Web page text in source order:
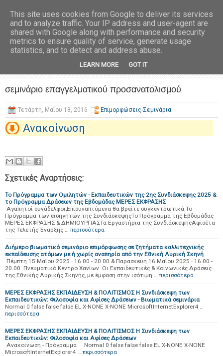
σεμινάριο επαγγελματικού προσανατολισμού
Τετάρτη, Μαΐου 18, 2016 Επιμορφώσεις-Σεμινάρια
Ανακοίνωση
Σχετικές Αναρτήσεις:
Το Πρόγραμμα των Ομιλητών - Εκπαιδευτικών της 2ης Συνδιάσκεψης 2025 &
το Πρόγραμμα Δράσεων της Εβδομάδας ΜΕΡΕΣ ΕΚΦΡΑΣΗΣ
Αγαπητοί συνάδελφοι,Επισυναπτόμενα θα βρείτε συγκεντρωτικά:Το
Πρόγραμμα των εισηγητών της ΣυνδιάσκεψηςΤο Πρόγραμμα της Εβδομάδας
ΜΕΡΕΣ ΕΚΦΡΑΣΗΣ & ΔΗΜΙΟΥΡΓΙΑΣΤα Εργαστήρια της ΣυνδιάσκεψηςΑφισέτα
της Τελετής Έναρξης … περισσότερα
Διήμερο βιωματικό σεμινάριο επιμόρφωσης σε ζητήματα καλλιτεχνικής
εκπαίδευσης ατόμων με ή χωρίς αναπηρία από την Εθνική Λυρική Σκηνή
Πέμπτη 15 Μαΐου 2025 ∙ 16.00 - 20.00 & Παρασκευή 16 Μαΐου 2025 ∙ 16.00 -
20.00 Πνευματικό Κέντρο Χανίων Οι Εκπαιδευτικές & Κοινωνικές Δράσεις
της Εθνικής Λυρικής Σκηνής, με έμφαση στην ισότιμη … περισσότερα
ΜΕΡΕΣ ΕΚΦΡΑΣΗΣ ΕΚΠΑΙΔΕΥΣΗ & ΠΟΛΙΤΙΣΜΟΣ Η Συνδιάσκεψη των
Εκπαιδευτικών: Φιλοσοφία και Αφίσες Δράσεων - Βιωματικά σεμινάρια
Normal 0 false false false EL X-NONE X-NONE MicrosoftInternetExplorer4 …
περισσότερα
ΜΕΡΕΣ ΕΚΦΡΑΣΗΣ ΕΚΠΑΙΔΕΥΣΗ & ΠΟΛΙΤΙΣΜΟΣ Η Συνδιάσκεψη των
Εκπαιδευτικών: Φιλοσοφία και Αφίσες Δράσεων
Ανακοίνωση - Πρόγραμμα Normal 0 false false false EL X-NONE X-NONE
MicrosoftInternetExplorer4 … περισσότερα
This site uses cookies from Google to deliver its services
and to analyze traffic. Your IP address and user-agent are
shared with Google along with performance and security
metrics to ensure quality of service, generate usage
statistics, and to detect and address abuse.
LEARN MORE GOT IT